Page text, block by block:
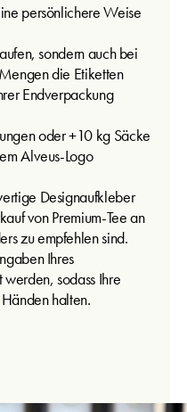
persönlichere Weise
sondern auch bei
die Etiketten
Endverpackung
oder +10 kg Säcke
Alveus-Logo
Designaufkleber
von Premium-Tee an
zu empfehlen sind.
Ihres
werden, sodass Ihre
halten.